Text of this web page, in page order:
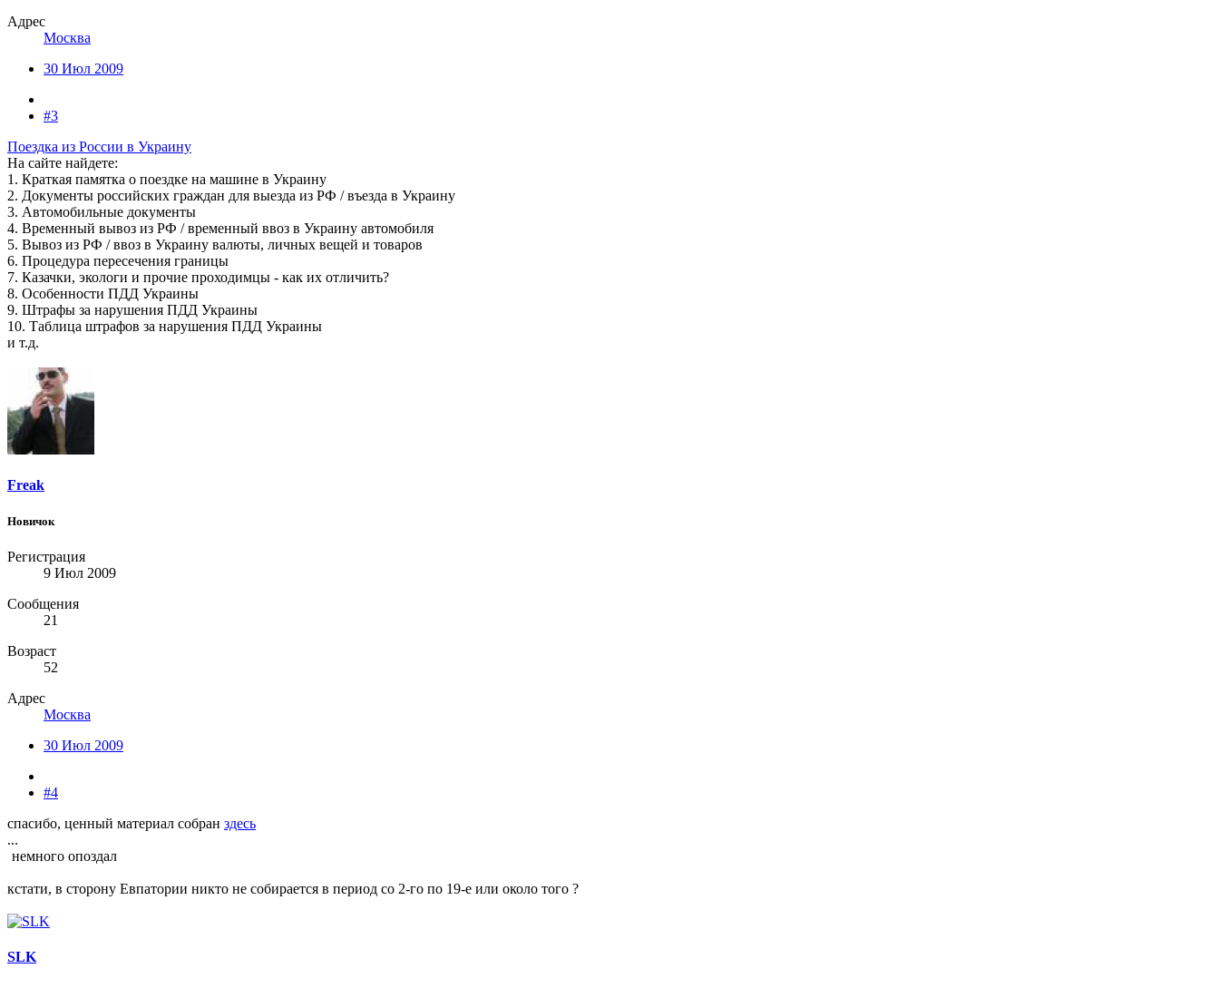
Адрес
Москва
30 Июл 2009
#3
Поездка из России в Украину
На сайте найдете:
1. Краткая памятка о поездке на машине в Украину
2. Документы российских граждан для выезда из РФ / въезда в Украину
3. Автомобильные документы
4. Временный вывоз из РФ / временный ввоз в Украину автомобиля
5. Вывоз из РФ / ввоз в Украину валюты, личных вещей и товаров
6. Процедура пересечения границы
7. Казачки, экологи и прочие проходимцы - как их отличить?
8. Особенности ПДД Украины
9. Штрафы за нарушения ПДД Украины
10. Таблица штрафов за нарушения ПДД Украины
и т.д.
Freak
Новичок
Регистрация
9 Июл 2009
Сообщения
21
Возраст
52
Адрес
Москва
30 Июл 2009
#4
спасибо, ценный материал собран здесь
...
немного опоздал
кстати, в сторону Евпатории никто не собирается в период со 2-го по 19-е или около того ?
SLK